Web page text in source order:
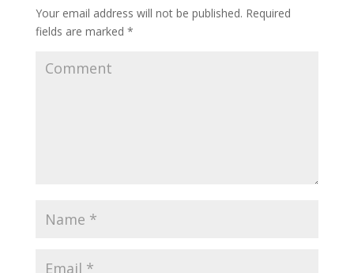
Your email address will not be published. Required
fields are marked *